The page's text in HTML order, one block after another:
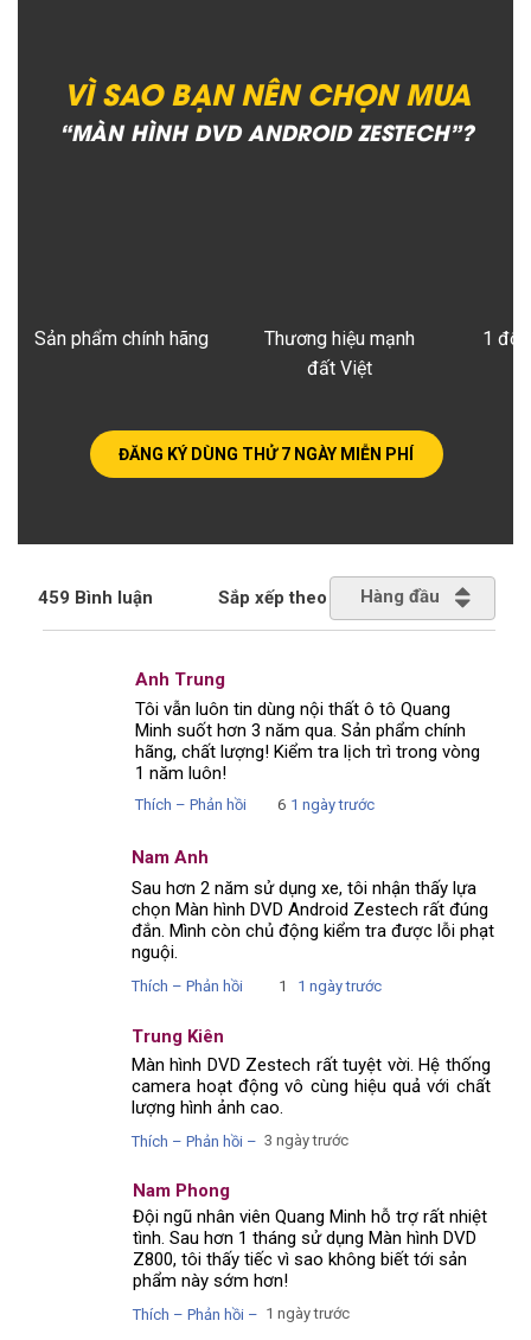
ĐĂNG KÝ DÙNG THỬ 7 NGÀY MIỄN PHÍ
VÌ SAO BẠN NÊN CHỌN MUA
“MÀN HÌNH DVD ANDROID ZESTECH”?
Thương hiệu mạnh
đất Việt
Sản phẩm chính hãng 1 đổi
459 Bình luận Sắp xếp theo Hàng đầu
Màn hình DVD Zestech rất tuyệt vời. Hệ thống
camera hoạt động vô cùng hiệu quả với chất
lượng hình ảnh cao.
Trung Kiên
Thích – Phản hồi – 3 ngày trước
Tôi vẫn luôn tin dùng nội thất ô tô Quang
Minh suốt hơn 3 năm qua. Sản phẩm chính
hãng, chất lượng! Kiểm tra lịch trì trong vòng
1 năm luôn!
Anh Trung
Thích – Phản hồi 6 1 ngày trước
Thích – Phản hồi 1 1 ngày trước
Sau hơn 2 năm sử dụng xe, tôi nhận thấy lựa
chọn Màn hình DVD Android Zestech rất đúng
đắn. Mình còn chủ động kiểm tra được lỗi phạt
nguội.
Nam Anh
Đội ngũ nhân viên Quang Minh hỗ trợ rất nhiệt
tình. Sau hơn 1 tháng sử dụng Màn hình DVD
Z800, tôi thấy tiếc vì sao không biết tới sản
phẩm này sớm hơn!
Thích – Phản hồi – 1 ngày trước
Nam Phong